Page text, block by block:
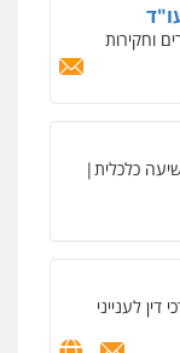
וחקירות
כלכלית
דין לענייני